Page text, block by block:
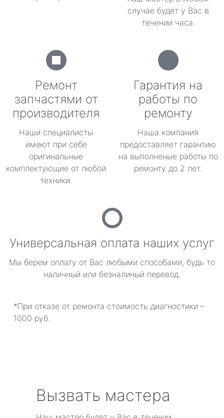
случае будет у Вас в
течении часа.
Ремонт
запчастями от
производителя
Наши специалисты
имеют при себе
оригинальные
комплектующие от любой
техники.
Гарантия на
работы по
ремонту
Наша компания
предоставляет гарантию
на выполненые работы по
ремонту до 2 лет.
Универсальная оплата наших услуг
Мы берем оплату от Вас любыми способами, будь то
наличный или безналиный перевод.
*При отказе от ремонта стоимость диагностики –
1000 руб.
Вызвать мастера